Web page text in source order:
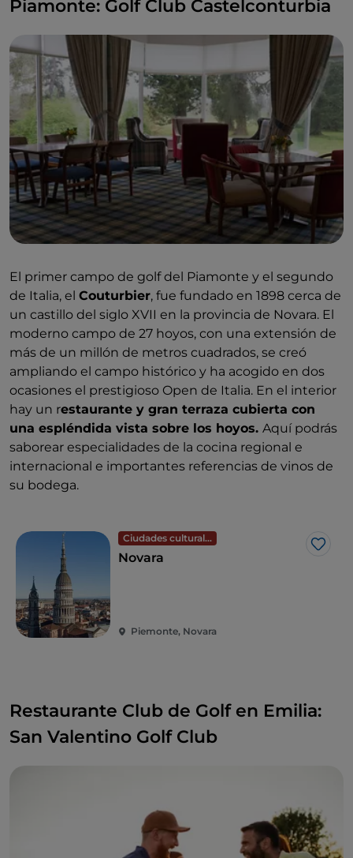
Piamonte: Golf Club Castelconturbia
El primer campo de golf del Piamonte y el segundo
de Italia, el Couturbier, fue fundado en 1898 cerca de
un castillo del siglo XVII en la provincia de Novara. El
moderno campo de 27 hoyos, con una extensión de
más de un millón de metros cuadrados, se creó
ampliando el campo histórico y ha acogido en dos
ocasiones el prestigioso Open de Italia. En el interior
hay un restaurante y gran terraza cubierta con
una espléndida vista sobre los hoyos. Aquí podrás
saborear especialidades de la cocina regional e
internacional e importantes referencias de vinos de
su bodega.
Ciudades culturales
Me
Novara
Piemonte, Novara
Restaurante Club de Golf en Emilia:
San Valentino Golf Club